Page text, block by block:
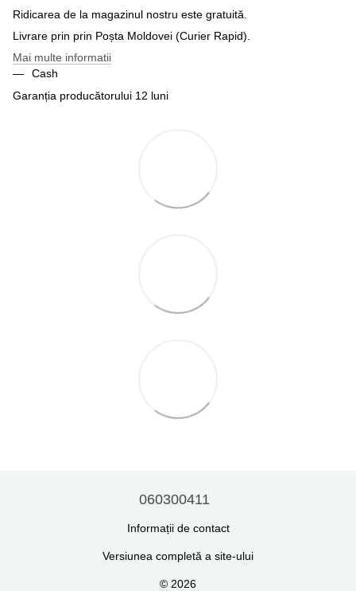
Ridicarea de la magazinul nostru este gratuită.
Livrare prin prin Poșta Moldovei (Curier Rapid).
Mai multe informatii
Cash
Garanția producătorului 12 luni
060300411
Informații de contact
Versiunea completă a site-ului
© 2026